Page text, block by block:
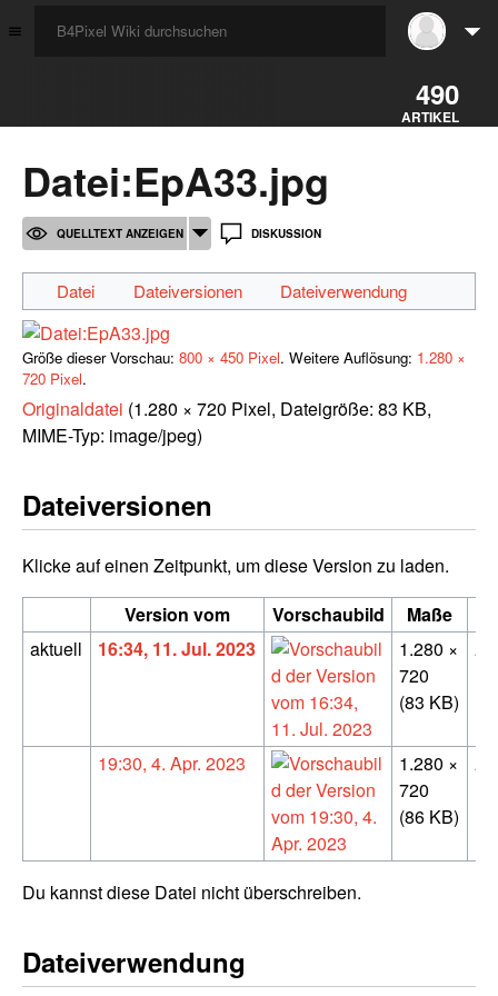
☰
490
ARTIKEL
Datei:EpA33.jpg
QUELLTEXT ANZEIGEN DISKUSSION
Datei Dateiversionen Dateiverwendung
Größe dieser Vorschau: 800 × 450 Pixel. Weitere Auflösung: 1.280 ×
720 Pixel.
Originaldatei (1.280 × 720 Pixel, Dateigröße: 83 KB,
MIME-Typ: image/jpeg)
Dateiversionen
Klicke auf einen Zeitpunkt, um diese Version zu laden.
Version vom
Vorschaubild
Maße
aktuell
16:34, 11. Jul. 2023
1.280 ×
720
(83 KB)
19:30, 4. Apr. 2023
1.280 ×
720
(86 KB)
Du kannst diese Datei nicht überschreiben.
Dateiverwendung